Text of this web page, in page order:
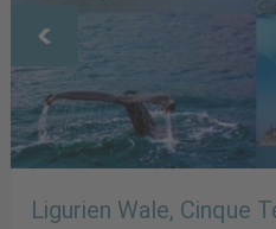
Ligurien Wale, Cinque